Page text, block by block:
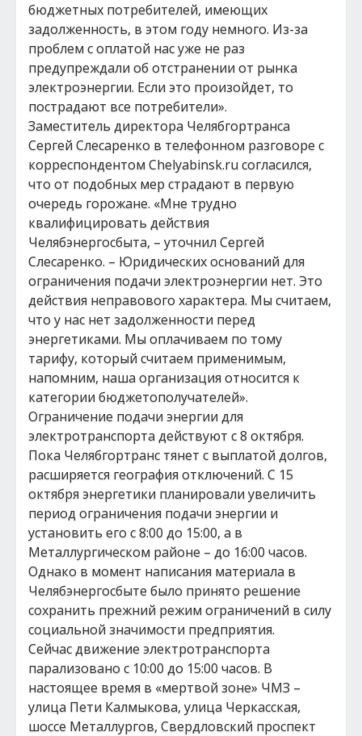
бюджетных потребителей, имеющих
задолженность, в этом году немного. Из-за
проблем с оплатой нас уже не раз
предупреждали об отстранении от рынка
электроэнергии. Если это произойдет, то
пострадают все потребители».
Заместитель директора Челябгортранса
Сергей Слесаренко в телефонном разговоре с
корреспондентом Chelyabinsk.ru согласился,
что от подобных мер страдают в первую
очередь горожане. «Мне трудно
квалифицировать действия
Челябэнергосбыта, – уточнил Сергей
Слесаренко. – Юридических оснований для
ограничения подачи электроэнергии нет. Это
действия неправового характера. Мы считаем,
что у нас нет задолженности перед
энергетиками. Мы оплачиваем по тому
тарифу, который считаем применимым,
напомним, наша организация относится к
категории бюджетополучателей».
Ограничение подачи энергии для
электротранспорта действуют с 8 октября.
Пока Челябгортранс тянет с выплатой долгов,
расширяется география отключений. С 15
октября энергетики планировали увеличить
период ограничения подачи энергии и
установить его с 8:00 до 15:00, а в
Металлургическом районе – до 16:00 часов.
Однако в момент написания материала в
Челябэнергосбыте было принято решение
сохранить прежний режим ограничений в силу
социальной значимости предприятия.
Сейчас движение электротранспорта
парализовано с 10:00 до 15:00 часов. В
настоящее время в «мертвой зоне» ЧМЗ –
улица Пети Калмыкова, улица Черкасская,
шоссе Металлургов, Свердловский проспект